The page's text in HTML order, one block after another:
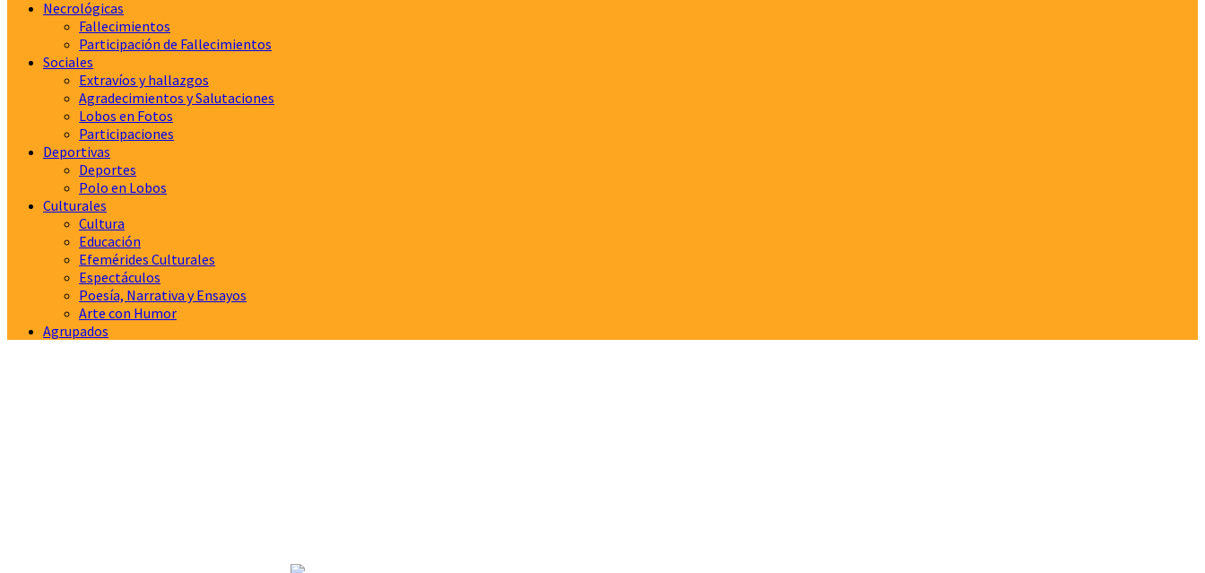
Necrológicas
Fallecimientos
Participación de Fallecimientos
Sociales
Extravíos y hallazgos
Agradecimientos y Salutaciones
Lobos en Fotos
Participaciones
Deportivas
Deportes
Polo en Lobos
Culturales
Cultura
Educación
Efemérides Culturales
Espectáculos
Poesía, Narrativa y Ensayos
Arte con Humor
Agrupados